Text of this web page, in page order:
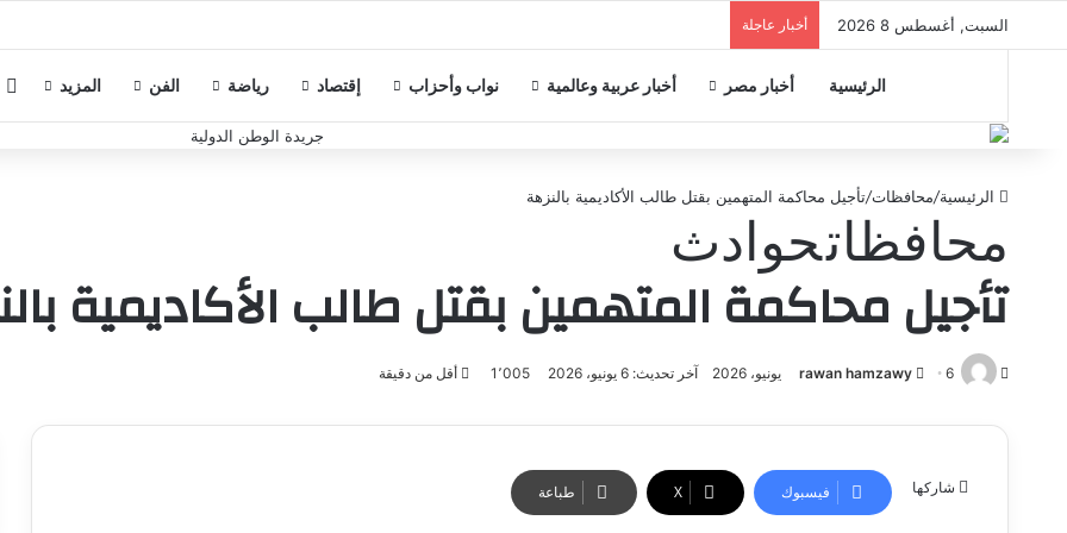
السبت, أغسطس 8 2026 أخبار عاجلة
الرئيسية أخبار مصر أخبار عربية وعالمية نواب وأحزاب إقتصاد رياضة الفن المزيد
الرئيسية/محافظات/تأجيل محاكمة المتهمين بقتل طالب الأكاديمية بالنزهة
محافظاتحوادث
تأجيل محاكمة المتهمين بقتل طالب الأكاديمية
rawan hamzawy
أرسل
إلكترونيا
6 يونيو، 2026 آخر تحديث: 6 يونيو، 2026 أقل من دقيقة
شاركها فيسبوك ‫X طباعة